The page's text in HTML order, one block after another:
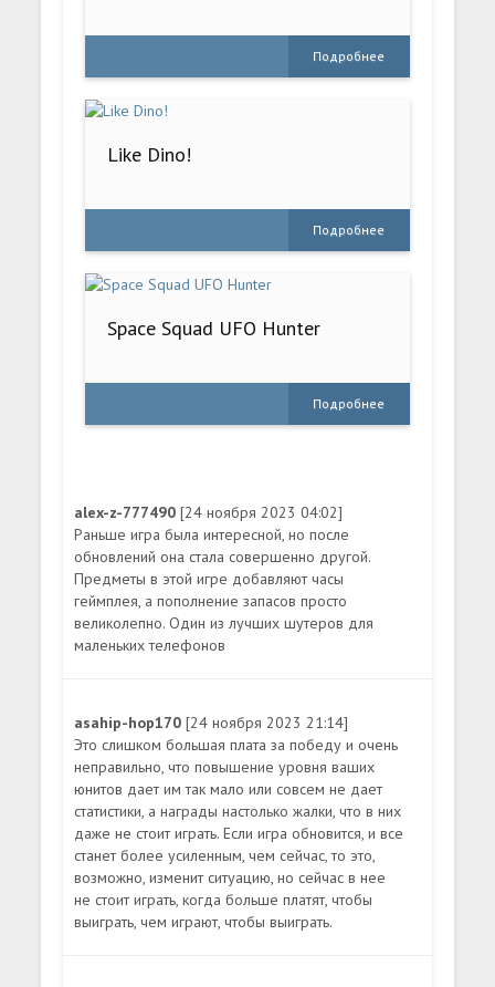
Подробнее
Like Dino!
Подробнее
Space Squad UFO Hunter
Подробнее
alex-z-777490[24 ноября 2023 04:02]
Раньше игра была интересной, но после
обновлений она стала совершенно другой.
Предметы в этой игре добавляют часы
геймплея, а пополнение запасов просто
великолепно. Один из лучших шутеров для
маленьких телефонов
asahip-hop170[24 ноября 2023 21:14]
Это слишком большая плата за победу и очень
неправильно, что повышение уровня ваших
юнитов дает им так мало или совсем не дает
статистики, а награды настолько жалки, что в них
даже не стоит играть. Если игра обновится, и все
станет более усиленным, чем сейчас, то это,
возможно, изменит ситуацию, но сейчас в нее
не стоит играть, когда больше платят, чтобы
выиграть, чем играют, чтобы выиграть.